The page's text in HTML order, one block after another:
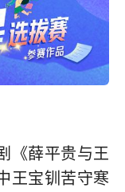
《薛平贵与王
王宝钏苦守寒